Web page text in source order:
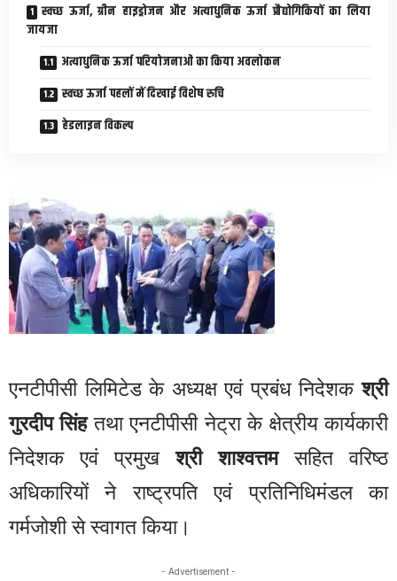
स्वच्छ ऊर्जा, ग्रीन हाइड्रोजन और अत्याधुनिक ऊर्जा प्रौद्योगिकियों का लिया
जायजा
अत्याधुनिक ऊर्जा परियोजनाओं का किया अवलोकन
स्वच्छ ऊर्जा पहलों में दिखाई विशेष रुचि
हेडलाइन विकल्प
एनटीपीसी लिमिटेड के अध्यक्ष एवं प्रबंध निदेशकश्री
गुरदीप सिंहतथा एनटीपीसी नेट्रा के क्षेत्रीय कार्यकारी
निदेशक एवं प्रमुखश्री शाश्वत्तमसहित वरिष्ठ
अधिकारियों ने राष्ट्रपति एवं प्रतिनिधिमंडल का
गर्मजोशी से स्वागत किया।
- Advertisement -